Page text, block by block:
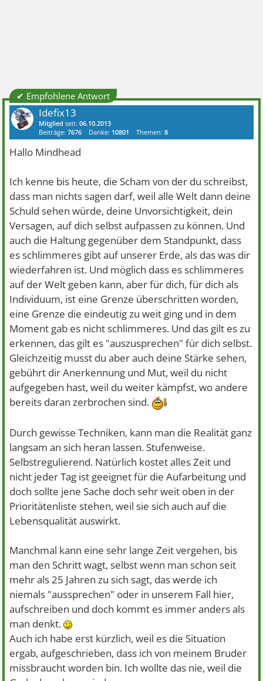
✔ Empfohlene Antwort
Idefix13
Mitglied seit:06.10.2013
Beiträge:7676 Danke: 10801 Themen:8
Hallo Mindhead
Ich kenne bis heute, die Scham von der du schreibst,
dass man nichts sagen darf, weil alle Welt dann deine
Schuld sehen würde, deine Unvorsichtigkeit, dein
Versagen, auf dich selbst aufpassen zu können. Und
auch die Haltung gegenüber dem Standpunkt, dass
es schlimmeres gibt auf unserer Erde, als das was dir
wiederfahren ist. Und möglich dass es schlimmeres
auf der Welt geben kann, aber für dich, für dich als
Individuum, ist eine Grenze überschritten worden,
eine Grenze die eindeutig zu weit ging und in dem
Moment gab es nicht schlimmeres. Und das gilt es zu
erkennen, das gilt es "auszusprechen" für dich selbst.
Gleichzeitig musst du aber auch deine Stärke sehen,
gebührt dir Anerkennung und Mut, weil du nicht
aufgegeben hast, weil du weiter kämpfst, wo andere
bereits daran zerbrochen sind.
Durch gewisse Techniken, kann man die Realität ganz
langsam an sich heran lassen. Stufenweise.
Selbstregulierend. Natürlich kostet alles Zeit und
nicht jeder Tag ist geeignet für die Aufarbeitung und
doch sollte jene Sache doch sehr weit oben in der
Prioritätenliste stehen, weil sie sich auch auf die
Lebensqualität auswirkt.
Manchmal kann eine sehr lange Zeit vergehen, bis
man den Schritt wagt, selbst wenn man schon seit
mehr als 25 Jahren zu sich sagt, das werde ich
niemals "aussprechen" oder in unserem Fall hier,
aufschreiben und doch kommt es immer anders als
man denkt.
Auch ich habe erst kürzlich, weil es die Situation
ergab, aufgeschrieben, dass ich von meinem Bruder
missbraucht worden bin. Ich wollte das nie, weil die